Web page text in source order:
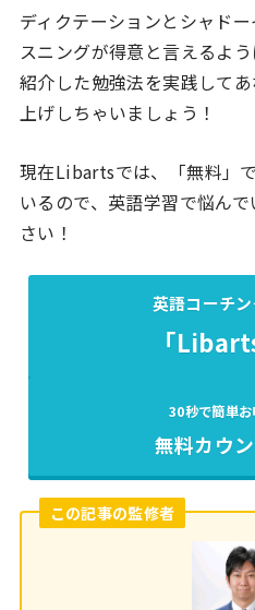
ディクテーションとシャド
スニングが得意と言えるよ
紹介した勉強法を実践して
上げしちゃいましょう！
現在Libartsでは、「無料」
いるので、英語学習で悩ん
さい！
英語コーチ
「
30秒で簡単お
無料カウ
この記事の監修者